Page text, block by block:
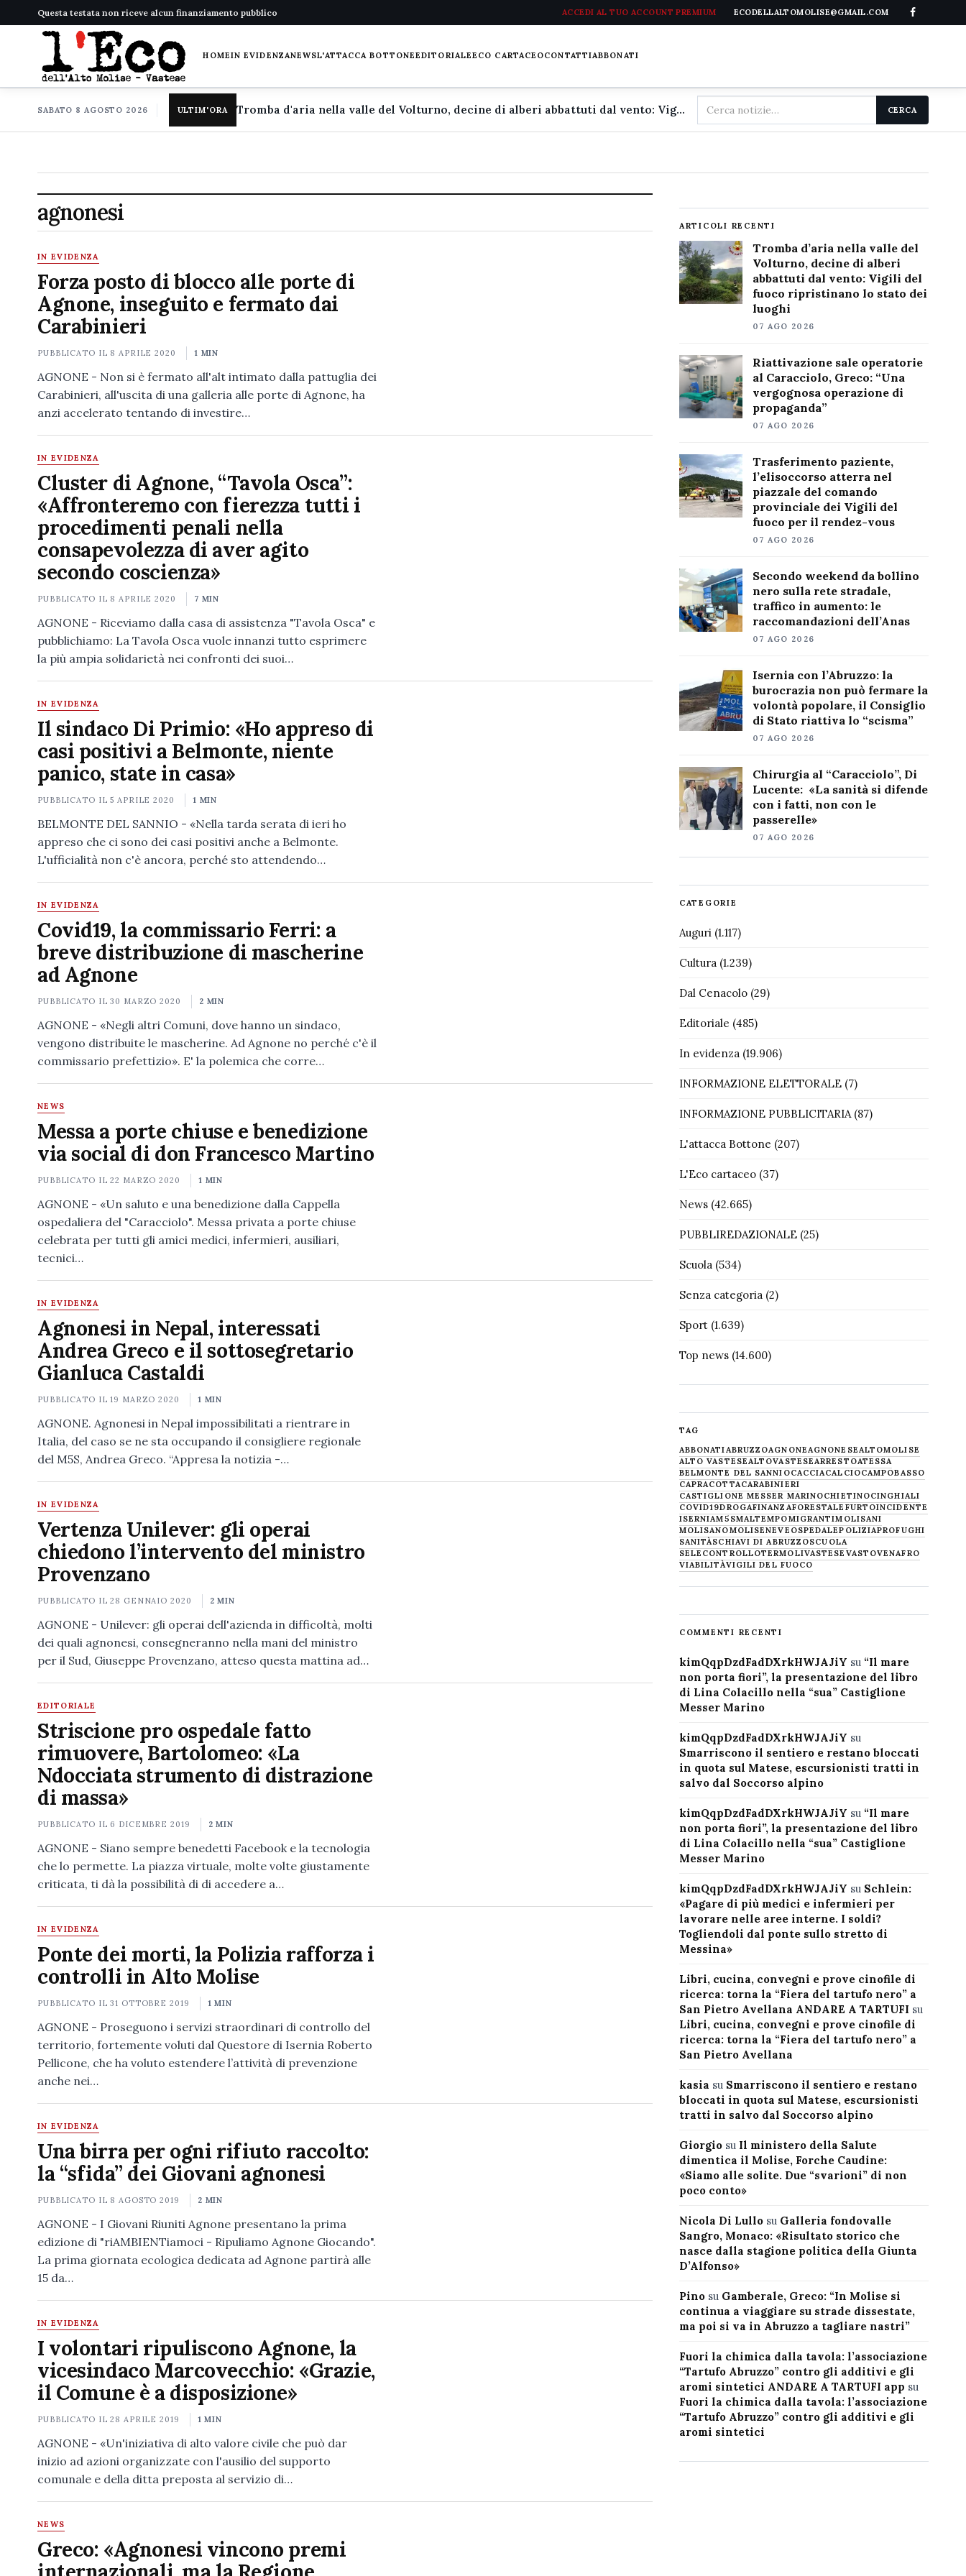
Questa testata non riceve alcun finanziamento pubblico ACCEDI AL TUO ACCOUNT PREMIUM ECODELLALTOMOLISE@GMAIL.COM
HOMEIN EVIDENZANEWSL'ATTACCA BOTTONEEDITORIALEECO CARTACEOCONTATTIABBONATI
SABATO 8 AGOSTO 2026 ULTIM'ORA Tromba d'aria nella valle del Volturno, decine di alberi abbattuti dal vento: Vigili del fuoco ripristinano lo stato dei luoghi
Cerca
nel
CERCA
agnonesi
IN EVIDENZA
Forza posto di blocco alle porte di
Agnone, inseguito e fermato dai
Carabinieri
PUBBLICATO IL 8 APRILE 2020 1 MIN
AGNONE - Non si è fermato all'alt intimato dalla pattuglia dei
Carabinieri, all'uscita di una galleria alle porte di Agnone, ha
anzi accelerato tentando di investire…
IN EVIDENZA
Cluster di Agnone, “Tavola Osca”:
«Affronteremo con fierezza tutti i
procedimenti penali nella
consapevolezza di aver agito
secondo coscienza»
PUBBLICATO IL 8 APRILE 2020 7 MIN
AGNONE - Riceviamo dalla casa di assistenza "Tavola Osca" e
pubblichiamo: La Tavola Osca vuole innanzi tutto esprimere
la più ampia solidarietà nei confronti dei suoi…
IN EVIDENZA
Il sindaco Di Primio: «Ho appreso di
casi positivi a Belmonte, niente
panico, state in casa»
PUBBLICATO IL5 APRILE 2020 1 MIN
BELMONTE DEL SANNIO - «Nella tarda serata di ieri ho
appreso che ci sono dei casi positivi anche a Belmonte.
L'ufficialità non c'è ancora, perché sto attendendo…
IN EVIDENZA
Covid19, la commissario Ferri: a
breve distribuzione di mascherine
ad Agnone
PUBBLICATO IL30 MARZO 2020 2 MIN
AGNONE - «Negli altri Comuni, dove hanno un sindaco,
vengono distribuite le mascherine. Ad Agnone no perché c'è il
commissario prefettizio». E' la polemica che corre…
NEWS
Messa a porte chiuse e benedizione
via social di don Francesco Martino
PUBBLICATO IL22 MARZO 2020 1 MIN
AGNONE - «Un saluto e una benedizione dalla Cappella
ospedaliera del "Caracciolo". Messa privata a porte chiuse
celebrata per tutti gli amici medici, infermieri, ausiliari,
tecnici…
IN EVIDENZA
Agnonesi in Nepal, interessati
Andrea Greco e il sottosegretario
Gianluca Castaldi
PUBBLICATO IL19 MARZO 2020 1 MIN
AGNONE. Agnonesi in Nepal impossibilitati a rientrare in
Italia, del caso se ne sta occupando il consigliere regionale
del M5S, Andrea Greco. “Appresa la notizia -…
IN EVIDENZA
Vertenza Unilever: gli operai
chiedono l’intervento del ministro
Provenzano
PUBBLICATO IL28 GENNAIO 2020 2 MIN
AGNONE - Unilever: gli operai dell'azienda in difficoltà, molti
dei quali agnonesi, consegneranno nella mani del ministro
per il Sud, Giuseppe Provenzano, atteso questa mattina ad…
EDITORIALE
Striscione pro ospedale fatto
rimuovere, Bartolomeo: «La
Ndocciata strumento di distrazione
di massa»
PUBBLICATO IL 6 DICEMBRE 2019 2 MIN
AGNONE - Siano sempre benedetti Facebook e la tecnologia
che lo permette. La piazza virtuale, molte volte giustamente
criticata, ti dà la possibilità di di accedere a…
IN EVIDENZA
Ponte dei morti, la Polizia rafforza i
controlli in Alto Molise
PUBBLICATO IL31 OTTOBRE 2019 1 MIN
AGNONE - Proseguono i servizi straordinari di controllo del
territorio, fortemente voluti dal Questore di Isernia Roberto
Pellicone, che ha voluto estendere l’attività di prevenzione
anche nei…
IN EVIDENZA
Una birra per ogni rifiuto raccolto:
la “sfida” dei Giovani agnonesi
PUBBLICATO IL 8 AGOSTO 2019 2 MIN
AGNONE - I Giovani Riuniti Agnone presentano la prima
edizione di "riAMBIENTiamoci - Ripuliamo Agnone Giocando".
La prima giornata ecologica dedicata ad Agnone partirà alle
15 da…
IN EVIDENZA
I volontari ripuliscono Agnone, la
vicesindaco Marcovecchio: «Grazie,
il Comune è a disposizione»
PUBBLICATO IL28 APRILE 2019 1 MIN
AGNONE - «Un'iniziativa di alto valore civile che può dar
inizio ad azioni organizzate con l'ausilio del supporto
comunale e della ditta preposta al servizio di…
NEWS
Greco: «Agnonesi vincono premi
ARTICOLI RECENTI
Tromba d’aria nella valle del
Volturno, decine di alberi
abbattuti dal vento: Vigili del
fuoco ripristinano lo stato dei
luoghi
07 AGO 2026
Riattivazione sale operatorie
al Caracciolo, Greco: “Una
vergognosa operazione di
propaganda”
07 AGO 2026
Trasferimento paziente,
l’elisoccorso atterra nel
piazzale del comando
provinciale dei Vigili del
fuoco per il rendez-vous
07 AGO 2026
Secondo weekend da bollino
nero sulla rete stradale,
traffico in aumento: le
raccomandazioni dell’Anas
07 AGO 2026
Isernia con l’Abruzzo: la
burocrazia non può fermare la
volontà popolare, il Consiglio
di Stato riattiva lo “scisma”
07 AGO 2026
Chirurgia al “Caracciolo”, Di
Lucente: «La sanità si difende
con i fatti, non con le
passerelle»
07 AGO 2026
CATEGORIE
Auguri(1.117)
Cultura(1.239)
Dal Cenacolo(29)
Editoriale (485)
In evidenza(19.906)
INFORMAZIONE ELETTORALE(7)
INFORMAZIONE PUBBLICITARIA(87)
L'attacca Bottone (207)
L'Eco cartaceo(37)
News(42.665)
PUBBLIREDAZIONALE(25)
Scuola(534)
Senza categoria(2)
Sport(1.639)
Top news(14.600)
TAG
ABBONATIABRUZZOAGNONEAGNONESEALTOMOLISE
ALTO VASTESEALTOVASTESEARRESTOATESSA
BELMONTE DEL SANNIOCACCIACALCIOCAMPOBASSO
CAPRACOTTACARABINIERI
CASTIGLIONE MESSER MARINOCHIETINOCINGHIALI
COVID19DROGAFINANZAFORESTALE FURTOINCIDENTE
ISERNIAM5SMALTEMPOMIGRANTIMOLISANI
MOLISANOMOLISENEVE OSPEDALEPOLIZIAPROFUGHI
SANITÀSCHIAVI DI ABRUZZOSCUOLA
SELECONTROLLOTERMOLIVASTESE VASTOVENAFRO
VIABILITÀVIGILI DEL FUOCO
COMMENTI RECENTI
kimQqpDzdFadDXrkHWJAJiY su “Il mare
non porta fiori”, la presentazione del libro
di Lina Colacillo nella “sua” Castiglione
Messer Marino
kimQqpDzdFadDXrkHWJAJiY su
Smarriscono il sentiero e restano bloccati
in quota sul Matese, escursionisti tratti in
salvo dal Soccorso alpino
kimQqpDzdFadDXrkHWJAJiY su “Il mare
non porta fiori”, la presentazione del libro
di Lina Colacillo nella “sua” Castiglione
Messer Marino
kimQqpDzdFadDXrkHWJAJiY su Schlein:
«Pagare di più medici e infermieri per
lavorare nelle aree interne. I soldi?
Togliendoli dal ponte sullo stretto di
Messina»
Libri, cucina, convegni e prove cinofile di
ricerca: torna la “Fiera del tartufo nero” a
San Pietro Avellana ANDARE A TARTUFI su
Libri, cucina, convegni e prove cinofile di
ricerca: torna la “Fiera del tartufo nero” a
San Pietro Avellana
kasia su Smarriscono il sentiero e restano
bloccati in quota sul Matese, escursionisti
tratti in salvo dal Soccorso alpino
Giorgiosu Il ministero della Salute
dimentica il Molise, Forche Caudine:
«Siamo alle solite. Due “svarioni” di non
poco conto»
Nicola Di Lullosu Galleria fondovalle
Sangro, Monaco: «Risultato storico che
nasce dalla stagione politica della Giunta
D’Alfonso»
Pinosu Gamberale, Greco: “In Molise si
continua a viaggiare su strade dissestate,
ma poi si va in Abruzzo a tagliare nastri”
Fuori la chimica dalla tavola: l’associazione
“Tartufo Abruzzo” contro gli additivi e gli
aromi sintetici ANDARE A TARTUFI app su
Fuori la chimica dalla tavola: l’associazione
“Tartufo Abruzzo” contro gli additivi e gli
aromi sintetici